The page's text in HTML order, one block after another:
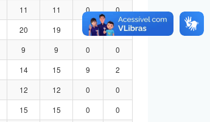
11 11 0
0
20 19 0
0
9 9 0
0
14 15 9
2
12 12 0
0
15 15 0
0